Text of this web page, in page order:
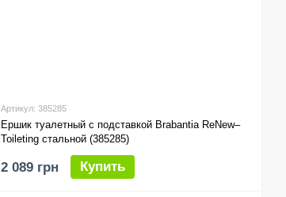
Артикул: 385285
Ершик туалетный с подставкой Brabantia ReNew–
Toileting стальной (385285)
2 089 грн Купить